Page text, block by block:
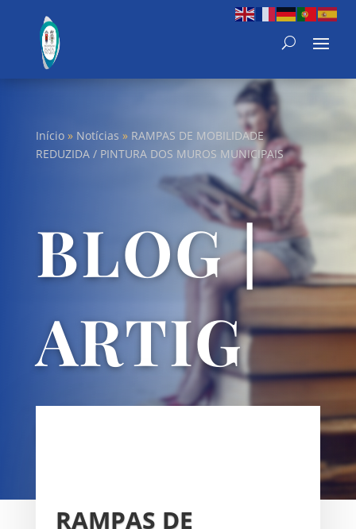
Início» Notícias » RAMPAS DE MOBILIDADE
REDUZIDA / PINTURA DOS MUROS MUNICIPAIS
BLOG |
ARTIG
OS
RAMPAS DE